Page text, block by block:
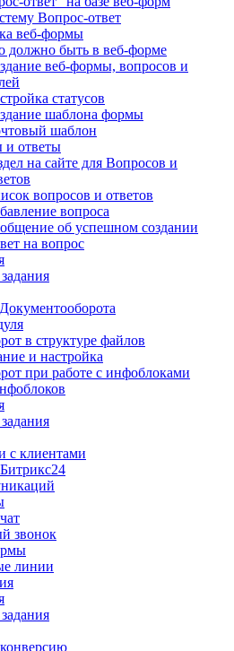
Вопрос-ответ
веб-формы
должно быть в веб-форме
веб-формы, вопросов и
статусов
шаблона формы
шаблон
и ответы
на сайте для Вопросов и
вопросов и ответов
вопроса
об успешном создании
на вопрос
в структуре файлов
и настройка
при работе с инфоблоками
с клиентами
звонок
линии